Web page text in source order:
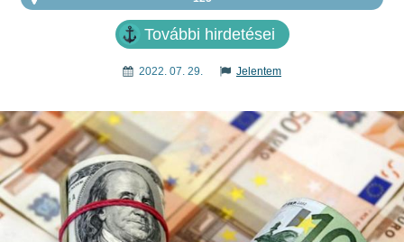
További hirdetései
2022. 07. 29. Jelentem